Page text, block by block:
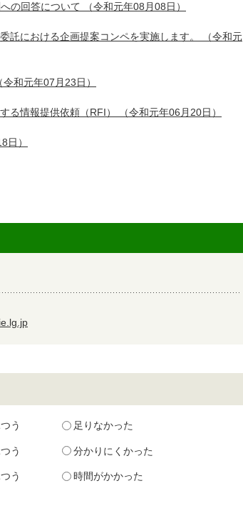
の回答について （令和元年08月08日）
託における企画提案コンペを実施します。
（令和元
令和元年07月23日）
る情報提供依頼（RFI） （令和元年06月20日）
日）
う 足りなかった
う 分かりにくかった
う 時間がかかった